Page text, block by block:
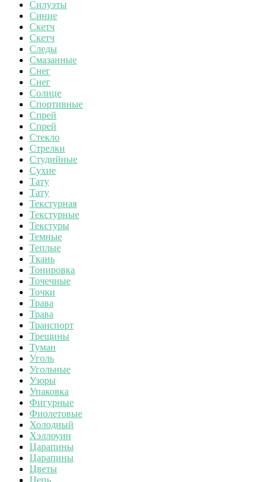
Силуэты
Синие
Скетч
Скетч
Следы
Смазанные
Снег
Снег
Солнце
Спортивные
Спрей
Спрей
Стекло
Стрелки
Студийные
Сухие
Тату
Тату
Текстурная
Текстурные
Текстуры
Темные
Теплые
Ткань
Тонировка
Точечные
Точки
Трава
Трава
Транспорт
Трещины
Туман
Уголь
Угольные
Узоры
Упаковка
Фигурные
Фиолетовые
Холодный
Хэллоуин
Царапины
Царапины
Цветы
Цепь